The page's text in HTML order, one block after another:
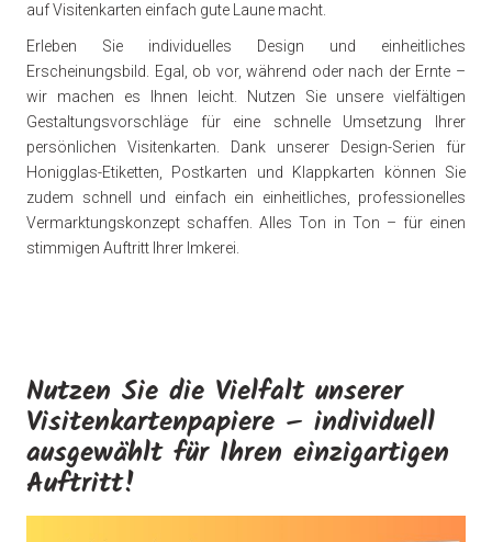
auf Visitenkarten einfach gute Laune macht.
Erleben Sie individuelles Design und einheitliches
Erscheinungsbild. Egal, ob vor, während oder nach der Ernte –
wir machen es Ihnen leicht. Nutzen Sie unsere vielfältigen
Gestaltungsvorschläge für eine schnelle Umsetzung Ihrer
persönlichen Visitenkarten. Dank unserer Design-Serien für
Honigglas-Etiketten, Postkarten und Klappkarten können Sie
zudem schnell und einfach ein einheitliches, professionelles
Vermarktungskonzept schaffen. Alles Ton in Ton – für einen
stimmigen Auftritt Ihrer Imkerei.
Nutzen Sie die Vielfalt unserer
Visitenkartenpapiere – individuell
ausgewählt für Ihren einzigartigen
Auftritt!